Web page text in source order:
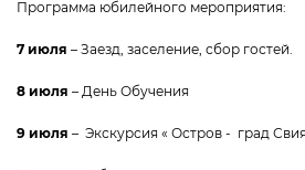
Программа юбилейного мероприятия:
7 июля – Заезд, заселение, сбор гостей.
8 июля – День Обучения
9 июля – Экскурсия « Остров - град